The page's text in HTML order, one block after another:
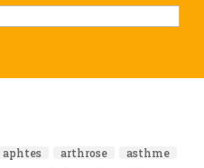
aphtes arthrose
asthme